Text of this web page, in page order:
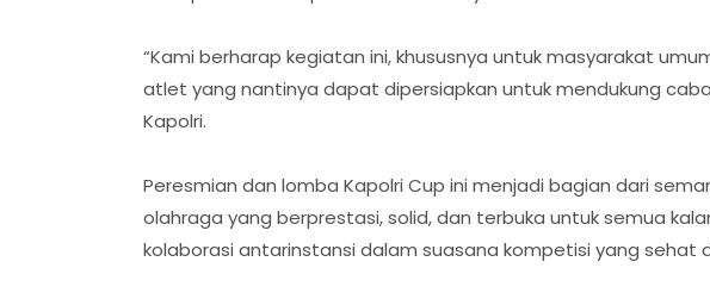
“Kami berharap kegiatan ini, khususnya untuk masyarakat
atlet yang nantinya dapat dipersiapkan untuk mendukung
Kapolri.
Peresmian dan lomba Kapolri Cup ini menjadi bagian dari
olahraga yang berprestasi, solid, dan terbuka untuk semua
kolaborasi antarinstansi dalam suasana kompetisi yang sehat